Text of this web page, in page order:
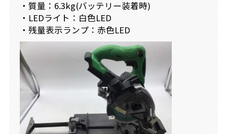
・質量：6.3kg(バッテリー装着時)
・LEDライト：白色LED
・残量表示ランプ：赤色LED